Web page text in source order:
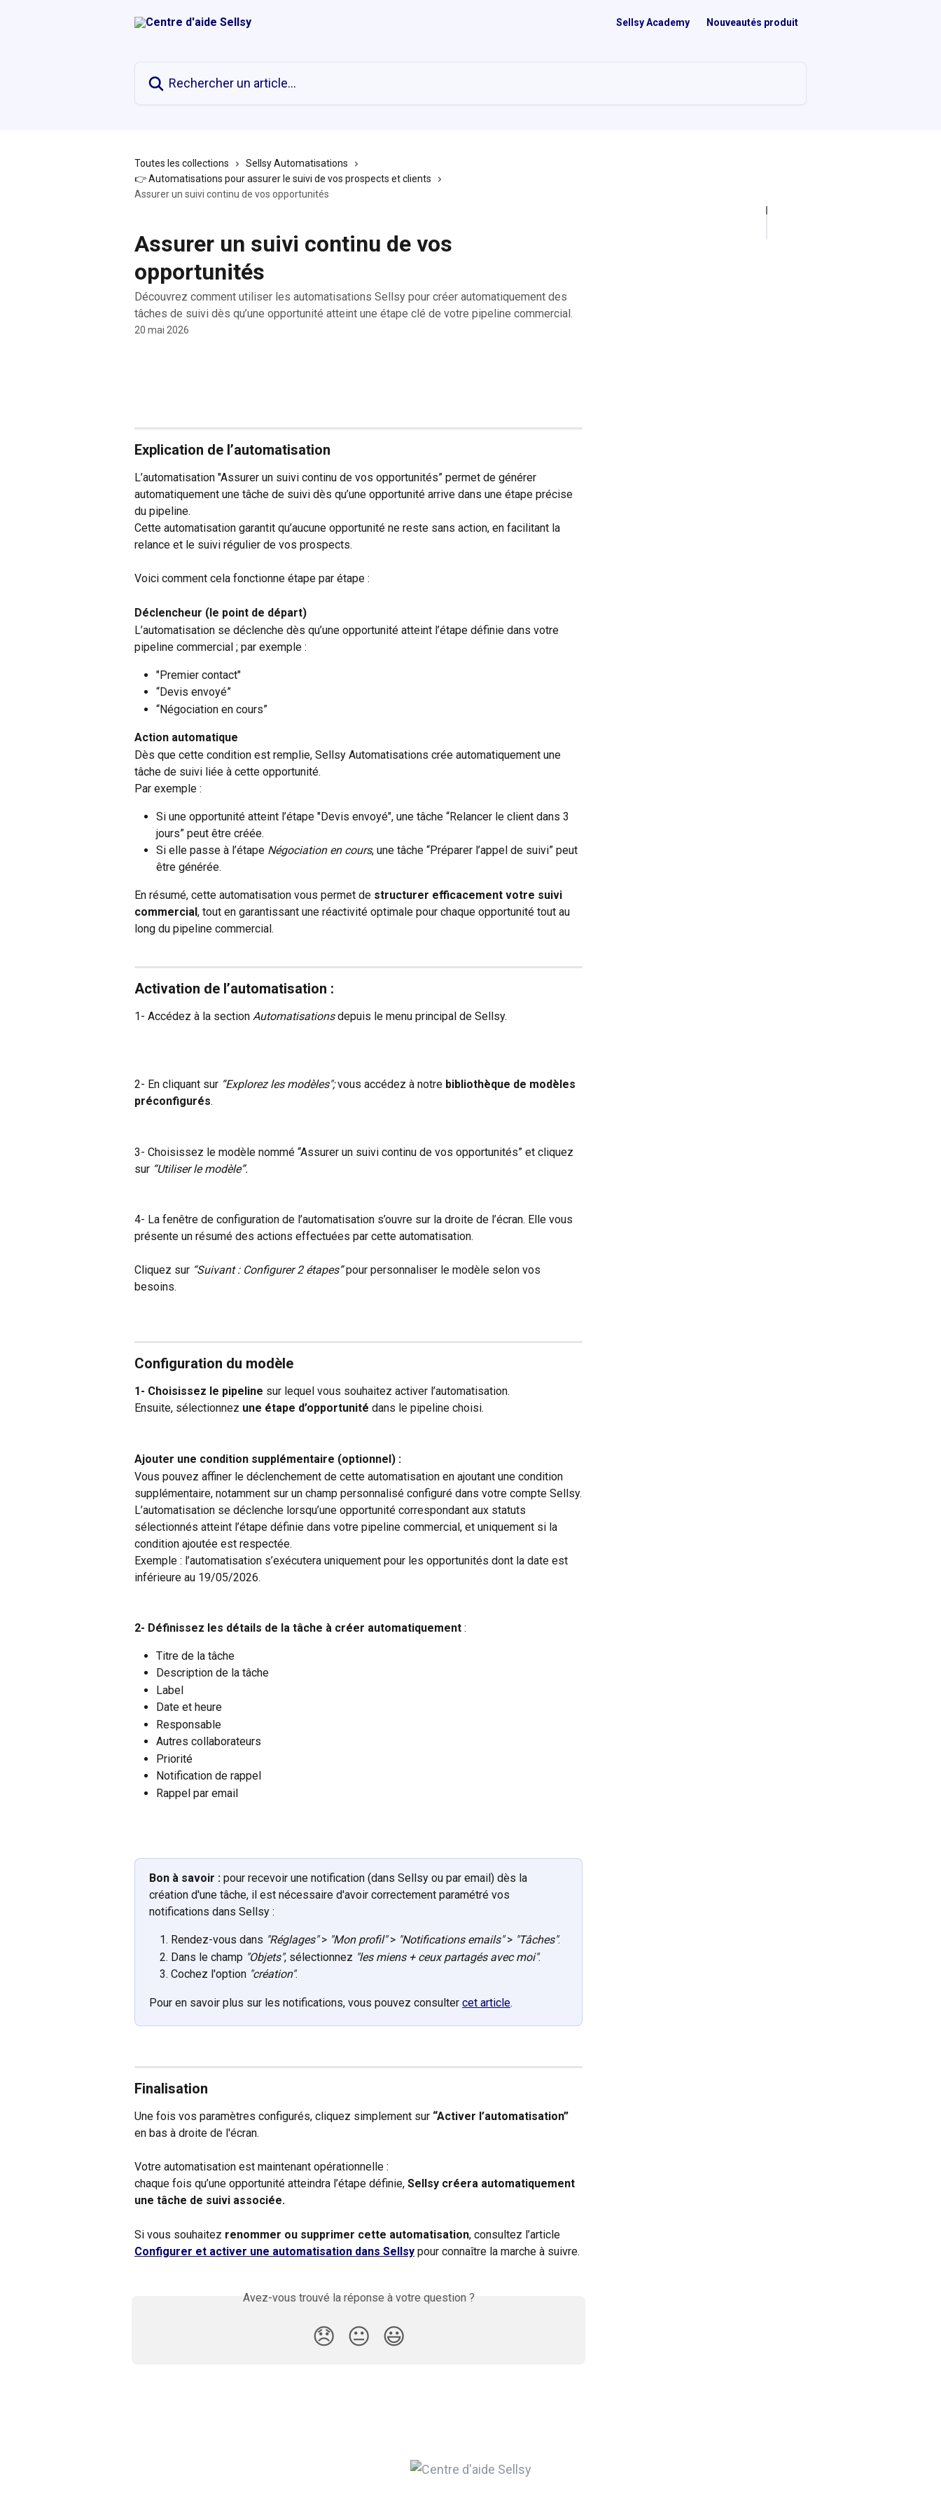
Sellsy Academy Nouveautés produit
Toutes les collections
Sellsy Automatisations
👉 Automatisations pour assurer le suivi de vos prospects et clients
Assurer un suivi continu de vos opportunités
Assurer un suivi continu de vos
opportunités
Découvrez comment utiliser les automatisations Sellsy pour créer automatiquement des
tâches de suivi dès qu’une opportunité atteint une étape clé de votre pipeline commercial.
20 mai 2026
Explication de l’automatisation
L’automatisation "Assurer un suivi continu de vos opportunités” permet de générer
automatiquement une tâche de suivi dès qu’une opportunité arrive dans une étape précise
du pipeline.
Cette automatisation garantit qu’aucune opportunité ne reste sans action, en facilitant la
relance et le suivi régulier de vos prospects.
Voici comment cela fonctionne étape par étape :
Déclencheur (le point de départ)
L’automatisation se déclenche dès qu’une opportunité atteint l’étape définie dans votre
pipeline commercial ; par exemple :
"Premier contact"
“Devis envoyé”
“Négociation en cours”
Action automatique
Dès que cette condition est remplie, Sellsy Automatisations crée automatiquement une
tâche de suivi liée à cette opportunité.
Par exemple :
Si une opportunité atteint l’étape "Devis envoyé", une tâche “Relancer le client dans 3
jours” peut être créée.
Si elle passe à l’étape Négociation en cours, une tâche “Préparer l’appel de suivi” peut
être générée.
En résumé, cette automatisation vous permet de structurer efficacement votre suivi
commercial , tout en garantissant une réactivité optimale pour chaque opportunité tout au
long du pipeline commercial.
Activation de l’automatisation :
1- Accédez à la section Automatisations depuis le menu principal de Sellsy.
2- En cliquant sur “Explorez les modèles"; vous accédez à notre bibliothèque de modèles
préconfigurés.
3- Choisissez le modèle nommé “Assurer un suivi continu de vos opportunités” et cliquez
sur “Utiliser le modèle”.
4- La fenêtre de configuration de l’automatisation s’ouvre sur la droite de l’écran. Elle vous
présente un résumé des actions effectuées par cette automatisation.
Cliquez sur “Suivant : Configurer 2 étapes” pour personnaliser le modèle selon vos
besoins.
Configuration du modèle
1- Choisissez le pipeline sur lequel vous souhaitez activer l’automatisation.
Ensuite, sélectionnez une étape d’opportunité dans le pipeline choisi.
Ajouter une condition supplémentaire (optionnel) :
Vous pouvez affiner le déclenchement de cette automatisation en ajoutant une condition
supplémentaire, notamment sur un champ personnalisé configuré dans votre compte Sellsy.
L’automatisation se déclenche lorsqu’une opportunité correspondant aux statuts
sélectionnés atteint l’étape définie dans votre pipeline commercial, et uniquement si la
condition ajoutée est respectée.
Exemple : l’automatisation s’exécutera uniquement pour les opportunités dont la date est
inférieure au 19/05/2026.
2- Définissez les détails de la tâche à créer automatiquement :
Titre de la tâche
Description de la tâche
Label
Date et heure
Responsable
Autres collaborateurs
Priorité
Notification de rappel
Rappel par email
Bon à savoir : pour recevoir une notification (dans Sellsy ou par email) dès la
création d'une tâche, il est nécessaire d'avoir correctement paramétré vos
notifications dans Sellsy :
Rendez-vous dans "Réglages" > "Mon profil" > "Notifications emails" > "Tâches".
Dans le champ "Objets", sélectionnez "les miens + ceux partagés avec moi".
Cochez l'option "création".
Pour en savoir plus sur les notifications, vous pouvez consulter cet article.
Finalisation
Une fois vos paramètres configurés, cliquez simplement sur “Activer l’automatisation”
en bas à droite de l'écran.
Votre automatisation est maintenant opérationnelle :
chaque fois qu’une opportunité atteindra l’étape définie, Sellsy créera automatiquement
une tâche de suivi associée.
Si vous souhaitez renommer ou supprimer cette automatisation, consultez l’article
Configurer et activer une automatisation dans Sellsy pour connaître la marche à suivre.
Avez-vous trouvé la réponse à votre question ?
😞 😐 😃